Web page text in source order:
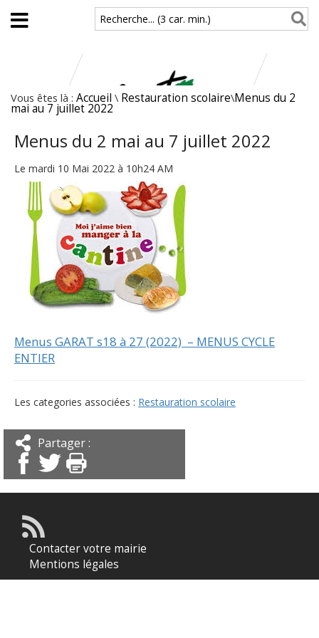
Aller au contenu principal
Recherche... (3 car. min.)
Vous êtes là : Accueil \ Restauration scolaire\Menus du 2
mai au 7 juillet 2022
Menus du 2 mai au 7 juillet 2022
Le mardi 10 Mai 2022 à 10h24 AM
Menus GARAT s18 à 27 (2022) – MENUS CYCLE
ENTIER
Les categories associées : Restauration scolaire
Partager :
Contacter votre mairie
Mentions légales